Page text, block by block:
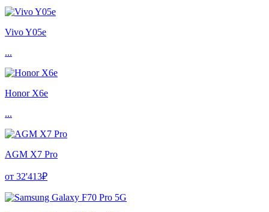
Vivo Y05e
...
Honor X6e
...
AGM X7 Pro
от 32'413₽